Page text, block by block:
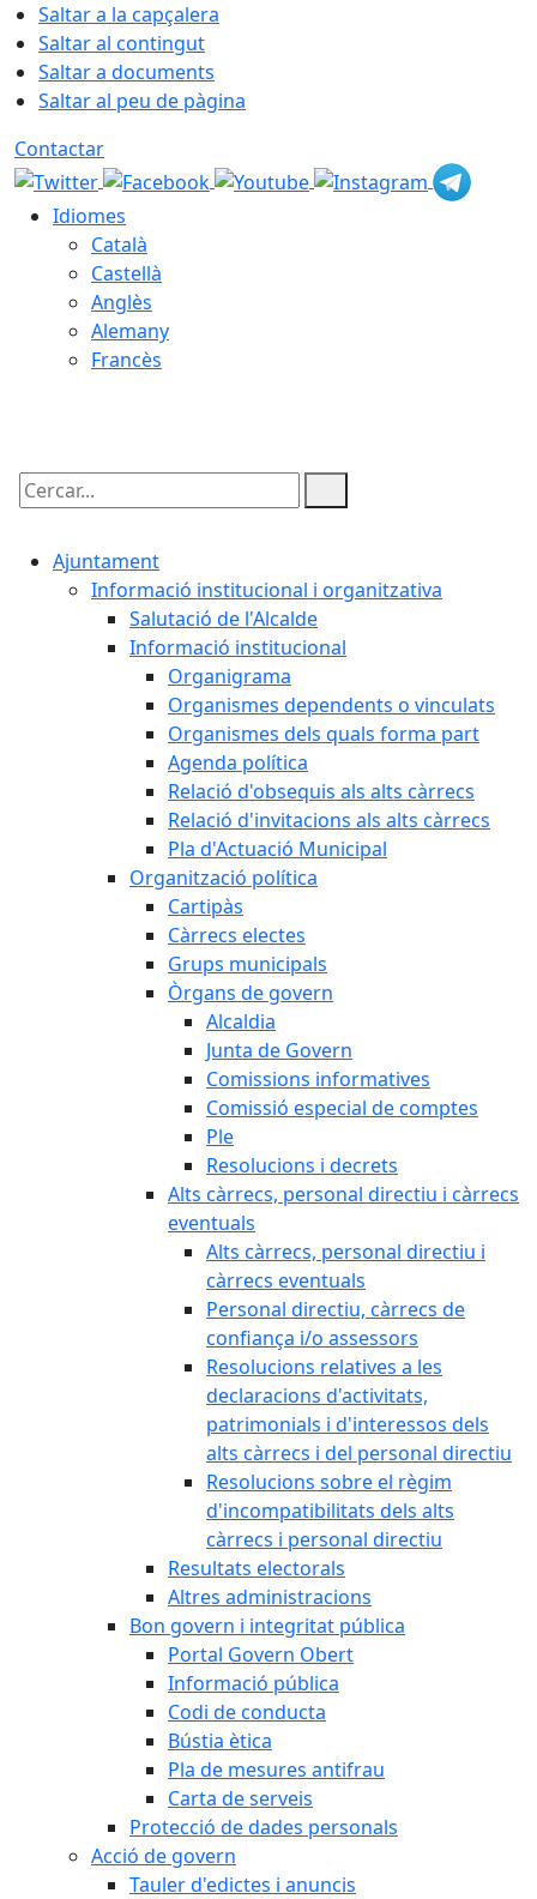
Saltar a la capçalera
Saltar al contingut
Saltar a documents
Saltar al peu de pàgina
Contactar
Idiomes
Català
Castellà
Anglès
Alemany
Francès
Cercar:
Ajuntament
Informació institucional i organitzativa
Salutació de l'Alcalde
Informació institucional
Organigrama
Organismes dependents o vinculats
Organismes dels quals forma part
Agenda política
Relació d'obsequis als alts càrrecs
Relació d'invitacions als alts càrrecs
Pla d'Actuació Municipal
Organització política
Cartipàs
Càrrecs electes
Grups municipals
Òrgans de govern
Alcaldia
Junta de Govern
Comissions informatives
Comissió especial de comptes
Ple
Resolucions i decrets
Alts càrrecs, personal directiu i càrrecs
eventuals
Alts càrrecs, personal directiu i
càrrecs eventuals
Personal directiu, càrrecs de
confiança i/o assessors
Resolucions relatives a les
declaracions d'activitats,
patrimonials i d'interessos dels
alts càrrecs i del personal directiu
Resolucions sobre el règim
d'incompatibilitats dels alts
càrrecs i personal directiu
Resultats electorals
Altres administracions
Bon govern i integritat pública
Portal Govern Obert
Informació pública
Codi de conducta
Bústia ètica
Pla de mesures antifrau
Carta de serveis
Protecció de dades personals
Acció de govern
Tauler d'edictes i anuncis